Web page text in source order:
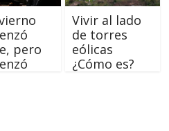
pero
Vivir al lado
de torres
eólicas
¿Cómo es?